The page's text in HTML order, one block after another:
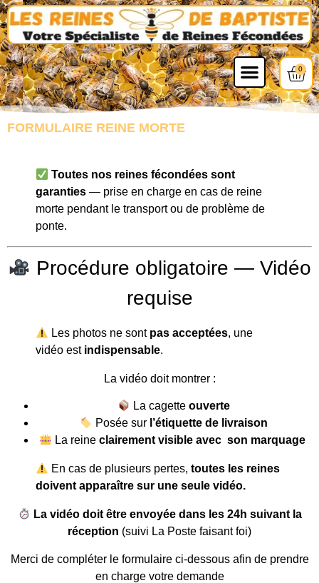
0
FORMULAIRE REINE MORTE
Toutes nos reines fécondées sont
garanties — prise en charge en cas de reine
morte pendant le transport ou de problème de
ponte.
Procédure obligatoire — Vidéo
requise
Les photos ne sont pas acceptées, une
vidéo est indispensable.
La vidéo doit montrer :
La cagetteouverte
Posée sur l’étiquette de livraison
La reineclairement visible avec son marquage
En cas de plusieurs pertes,toutes les reines
doivent apparaître sur une seule vidéo.
La vidéo doit être envoyée dans les 24h suivant la
réception (suivi La Poste faisant foi)
Merci de compléter le formulaire ci-dessous afin de prendre
en charge votre demande